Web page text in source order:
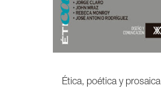
Ética, poética y prosaica